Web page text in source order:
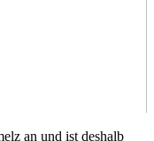
an und ist deshalb